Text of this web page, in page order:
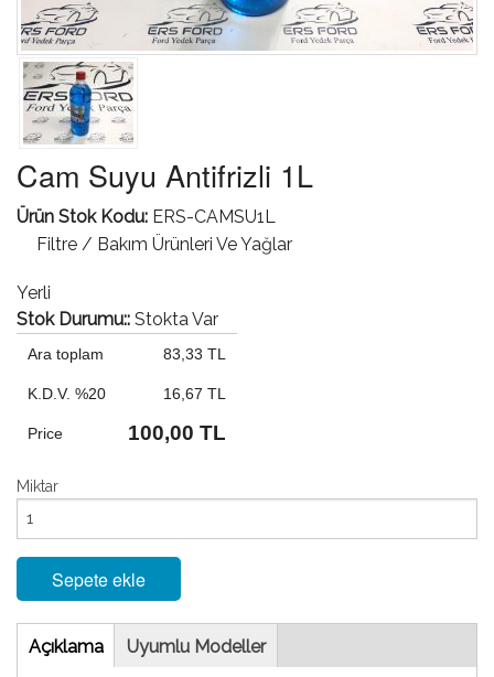
Cam Suyu Antifrizli 1L
Ürün Stok Kodu: ERS-CAMSU1L
Filtre / Bakım Ürünleri Ve Yağlar
Yerli
Stok Durumu:: Stokta Var
Ara toplam 83,33 TL
K.D.V. %20 16,67 TL
Price 100,00 TL
Miktar
Sepete ekle
Tab
Açıklama(etkinUyumlu Modeller